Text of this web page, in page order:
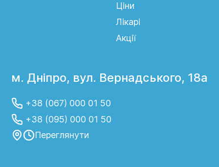
Ціни
Лікарі
Акції
м. Дніпро, вул. Вернадського, 18а
+38 (067) 000 01 50
+38 (095) 000 01 50
Переглянути